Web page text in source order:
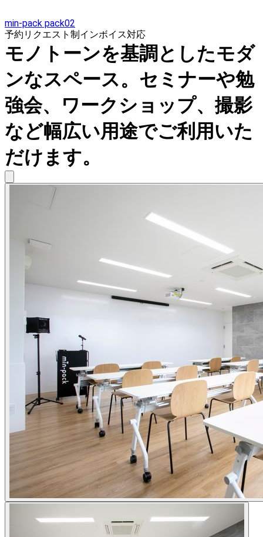
min-pack pack02
予約リクエスト制インボイス対応
モノトーンを基調としたモダ
ンなスペース。セミナーや勉
強会、ワークショップ、撮影
など幅広い用途でご利用いた
だけます。